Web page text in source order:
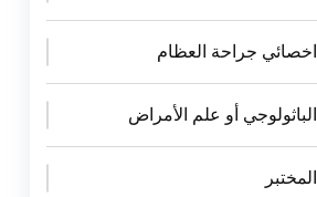
اخصائي جراحة العظام
الباثولوجي أو علم الأمراض
المختبر